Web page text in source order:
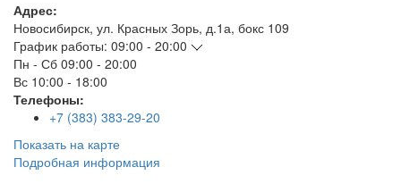
Адрес:
Новосибирск, ул. Красных Зорь, д.1а, бокс 109
График работы: 09:00 - 20:00
Пн - Сб 09:00 - 20:00
Вс 10:00 - 18:00
Телефоны:
+7 (383) 383-29-20
Показать на карте
Подробная информация